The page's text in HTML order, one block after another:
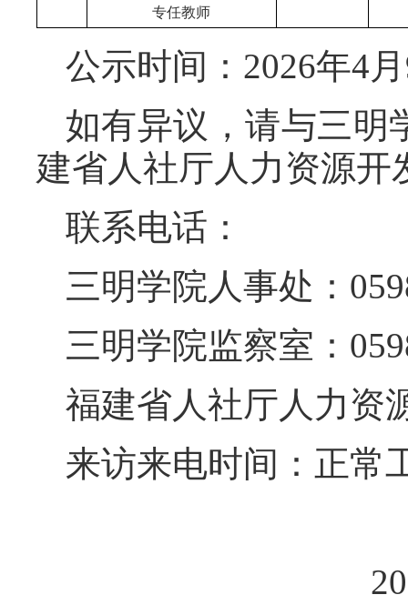
专任教师
公示时间：2026年4
如有异议，请与三明
建省人社厅人力资源开
联系电话：
三明学院人事处：
三明学院监察室：
福建省人社厅人力资
来访来电时间：正常